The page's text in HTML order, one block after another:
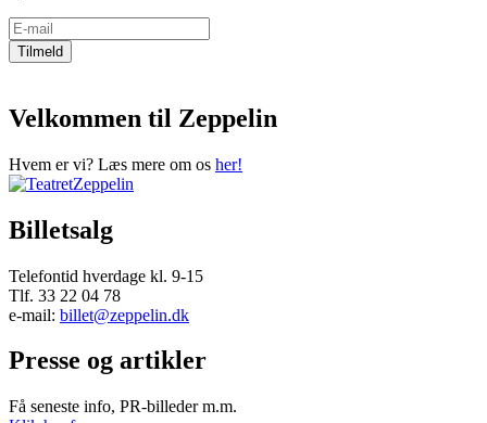
Velkommen til Zeppelin
Hvem er vi? Læs mere om os her!
Billetsalg
Telefontid hverdage kl. 9-15
Tlf. 33 22 04 78
e-mail: billet@zeppelin.dk
Presse og artikler
Få seneste info, PR-billeder m.m.